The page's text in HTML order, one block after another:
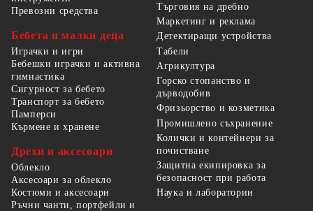
Превозни средства
Бебета и малки деца
Играчки и игри
Бебешки играчки и активна
гимнастика
Сигурност за бебето
Транспорт за бебето
Памперси
Кърмене и хранене
Дрехи и аксесоари
Облекло
Аксесоари за облекло
Костюми и аксесоари
Ръчни чанти, портфейли и
Търговия на дребно
Маркетинг и реклама
Детектиращи устройства
Табели
Агрикултура
Горско стопанство и
дърводобив
Фризьорство и козметика
Промишлено съхранение
Колички и контейнери за
почистване
Защитна екипировка за
безопасност при работа
Наука и лаборатории